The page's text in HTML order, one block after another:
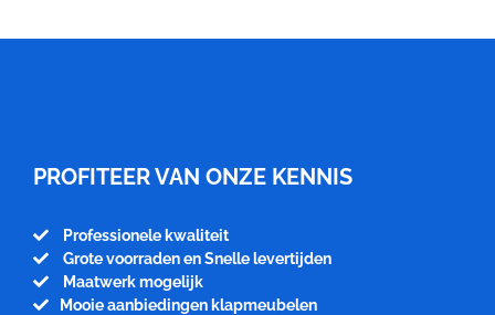
PROFITEER VAN ONZE KENNIS
Professionele kwaliteit
Grote voorraden en Snelle levertijden
Maatwerk mogelijk
Mooie aanbiedingen klapmeubelen